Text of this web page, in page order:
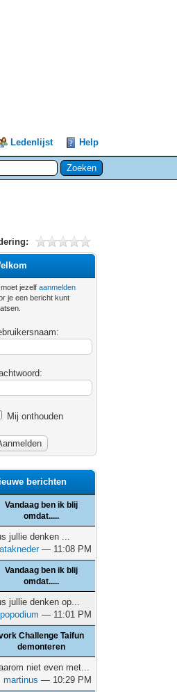
Ledenlijst Help
jezelfaanmelden
je een bericht kunt
Mij onthouden
berichten
Vandaag ben ik blij
omdat.....
jullie denken ...
— 11:08 PM
Vandaag ben ik blij
omdat.....
jullie denken op...
— 11:01 PM
Challenge Taifun
demonteren
niet even met...
martinus — 10:29 PM